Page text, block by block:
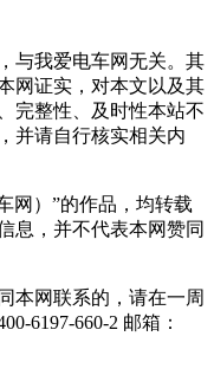
与我爱电车网无关。其
网证实，对本文以及其
完整性、及时性本站不
并请自行核实相关内
网）”的作品，均转载
息，并不代表本网赞同
本网联系的，请在一周
6197-660-2 邮箱：